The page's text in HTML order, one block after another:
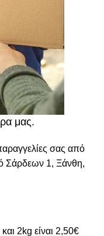
μας.
σας από
Σάρδεων 1, Ξάνθη,
2kg είναι 2,50€